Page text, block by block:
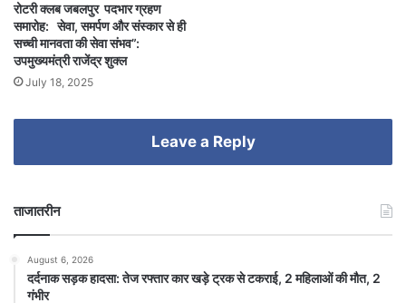
रोटरी क्लब जबलपुर पदभार ग्रहण
समारोह: सेवा, समर्पण और संस्कार से ही
सच्ची मानवता की सेवा संभव”:
उपमुख्यमंत्री राजेंद्र शुक्ल
July 18, 2025
Leave a Reply
ताजातरीन
August 6, 2026
दर्दनाक सड़क हादसा: तेज रफ्तार कार खड़े ट्रक से टकराई, 2 महिलाओं की मौत, 2
गंभीर